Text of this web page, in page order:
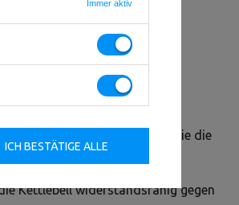
ist eine Gewichtsart, die die
Kettlebell widerstandsfähig gegen
Immer aktiv
ICH BESTÄTIGE ALLE